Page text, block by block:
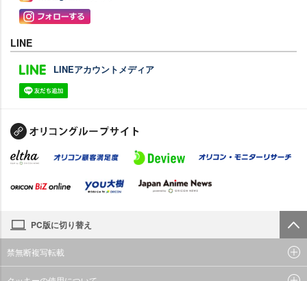
LINE
LINEアカウントメディア
PC版に切り替え
禁無断複写転載